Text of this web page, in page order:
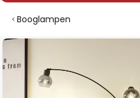
Booglampen
Ga
naar